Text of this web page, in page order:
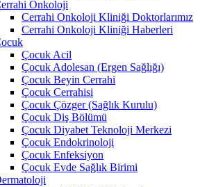
Onkoloji
Cerrahi Onkoloji Kliniği Doktorlarımız
Cerrahi Onkoloji Kliniği Haberleri
Çocuk Acil
Çocuk Adolesan (Ergen Sağlığı)
Çocuk Beyin Cerrahi
Çocuk Cerrahisi
Çocuk Çözger (Sağlık Kurulu)
Çocuk Diş Bölümü
Çocuk Diyabet Teknoloji Merkezi
Çocuk Endokrinoloji
Çocuk Enfeksiyon
Çocuk Evde Sağlık Birimi